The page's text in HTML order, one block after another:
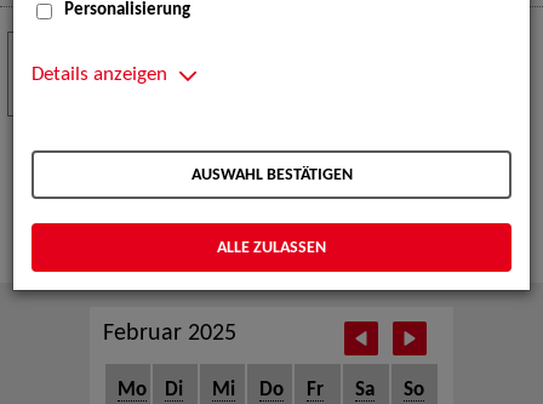
Serienfestival Weimar
TeleVisionale – Film- und Serienfestival in Weimar
und Eventpartnerin des Crew Call Weimar.
Mehr
NOV
Februar 2025
Mo Di Mi Do Fr Sa So
Personalisierung
Details anzeigen
AUSWAHL BESTÄTIGEN
ALLE ZULASSEN